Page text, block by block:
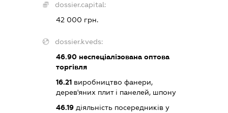
dossier.capital:
42 000 грн.
dossier.kveds:
46.90 неспеціалізована оптова
торгівля
16.21 виробництво фанери,
дерев'яних плит і панелей, шпону
46.19 діяльність посередників у